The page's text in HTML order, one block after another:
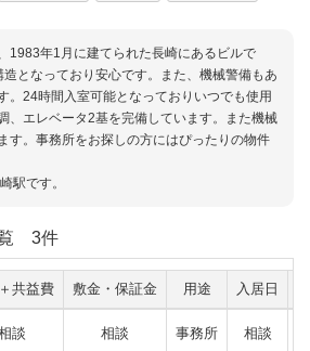
1983年1月に建てられた長崎にあるビルで
となっており安心です。また、機械警備もあ
。24時間入室可能となっておりいつでも使用
、エレベータ2基を完備しています。また機械
す。事務所をお探しの方にはぴったりの物件
駅です。
覧 3件
共益費 敷金・保証金 用途 入居日
談 相談 事務所 相談